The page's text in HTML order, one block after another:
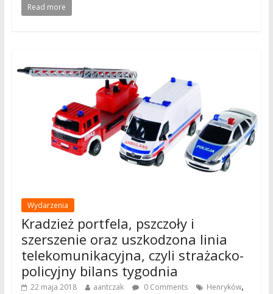
Read more
Wydarzenia
Kradzież portfela, pszczoły i
szerszenie oraz uszkodzona linia
telekomunikacyjna, czyli strażacko-
policyjny bilans tygodnia
22 maja 2018 aantczak 0 Comments Henryków,